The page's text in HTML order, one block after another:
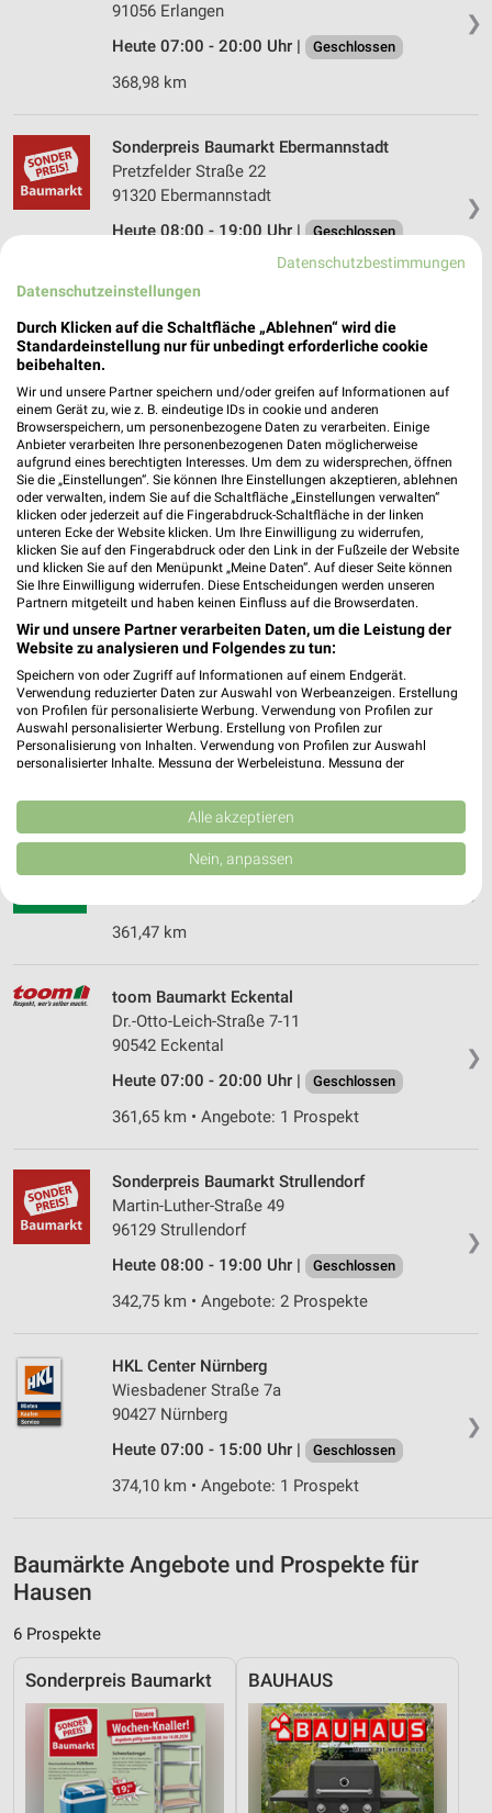
❯
91056 Erlangen
Heute 07:00 - 20:00 Uhr |
Geschlossen
368,98 km
❯
Sonderpreis Baumarkt Ebermannstadt
Pretzfelder Straße 22
91320 Ebermannstadt
Heute 08:00 - 19:00 Uhr | Geschlossen
342,19 km • Angebote: 2 Prospekte
Sonderpreis Baumarkt Höchstadt
Böhmerwaldstrasse 22
Heute 08:00 - 19:00 Uhr | Geschlossen
362,18 km • Angebote: 2 Prospekte
OBI Höchstadt a.d.Aisch
Böhmerwald Str. 23
91315 Höchstadt a.d.Aisch
Heute 08:00 - 20:00 Uhr | Geschlossen
362,30 km • Angebote: 1 Prospekt
BayWa AG Agrar Vertriebsstandort Igensdorf
Bayreuther Str. 50
91338 Igensdorf
❯
BayWa AG Baustoffe Eckental-Eschenau
Dr.-Otto-Leich-Str. 14
361,47 km
❯
toom Baumarkt Eckental
Dr.-Otto-Leich-Straße 7-11
90542 Eckental
Heute 07:00 - 20:00 Uhr |
Geschlossen
361,65 km • Angebote: 1 Prospekt
❯
Sonderpreis Baumarkt Strullendorf
Martin-Luther-Straße 49
96129 Strullendorf
Heute 08:00 - 19:00 Uhr |
Geschlossen
342,75 km • Angebote: 2 Prospekte
❯
HKL Center Nürnberg
Wiesbadener Straße 7a
90427 Nürnberg
Heute 07:00 - 15:00 Uhr |
Geschlossen
374,10 km • Angebote: 1 Prospekt
Baumärkte Angebote und Prospekte für
Hausen
6 Prospekte
Sonderpreis Baumarkt BAUHAUS
Datenschutzbestimmungen
Datenschutzeinstellungen
Durch Klicken auf die Schaltfläche „Ablehnen“ wird die
Standardeinstellung nur für unbedingt erforderliche cookie
beibehalten.
Wir und unsere Partner speichern und/oder greifen auf Informationen auf
einem Gerät zu, wie z. B. eindeutige IDs in cookie und anderen
Browserspeichern, um personenbezogene Daten zu verarbeiten. Einige
Anbieter verarbeiten Ihre personenbezogenen Daten möglicherweise
aufgrund eines berechtigten Interesses. Um dem zu widersprechen, öffnen
Sie die „Einstellungen“. Sie können Ihre Einstellungen akzeptieren, ablehnen
oder verwalten, indem Sie auf die Schaltfläche „Einstellungen verwalten“
klicken oder jederzeit auf die Fingerabdruck-Schaltfläche in der linken
unteren Ecke der Website klicken. Um Ihre Einwilligung zu widerrufen,
klicken Sie auf den Fingerabdruck oder den Link in der Fußzeile der Website
und klicken Sie auf den Menüpunkt „Meine Daten“. Auf dieser Seite können
Sie Ihre Einwilligung widerrufen. Diese Entscheidungen werden unseren
Partnern mitgeteilt und haben keinen Einfluss auf die Browserdaten.
Wir und unsere Partner verarbeiten Daten, um die Leistung der
Website zu analysieren und Folgendes zu tun:
Speichern von oder Zugriff auf Informationen auf einem Endgerät.
Verwendung reduzierter Daten zur Auswahl von Werbeanzeigen. Erstellung
von Profilen für personalisierte Werbung. Verwendung von Profilen zur
Auswahl personalisierter Werbung. Erstellung von Profilen zur
Personalisierung von Inhalten. Verwendung von Profilen zur Auswahl
personalisierter Inhalte. Messung der Werbeleistung. Messung der
Kombinationen von Daten aus verschiedenen Quellen. Entwicklung und
Verbesserung der Angebote. Verwendung reduzierter Daten zur Auswahl
von Inhalten.
Daten können außerhalb der Europäischen Union weitergegeben und in die
Website/App.
Partnerliste anzeigen (1 IAB-Anbieter)
IAB-Verarbeitungszwecke:
Speichern von oder Zugriff auf Informationen
auf einem Endgerät
Verwendung reduzierter Daten zur Auswahl von
Werbeanzeigen
Werbung
Verwendung von Profilen zur Auswahl
personalisierter Werbung
Erstellung von Profilen zur Personalisierung
von Inhalten
personalisierter Inhalte
Messung der Werbeleistung
Messung der Performance von Inhalten
Analyse von Zielgruppen durch Statistiken oder
Entwicklung und Verbesserung der Angebote
Verwendung reduzierter Daten zur Auswahl von
Inhalten
IAB-Besonderheiten:
Verwendung genauer Standortdaten
Geräte anhand von aktiv angeforderten
Informationen identifizieren
Alle akzeptieren
Nein, anpassen